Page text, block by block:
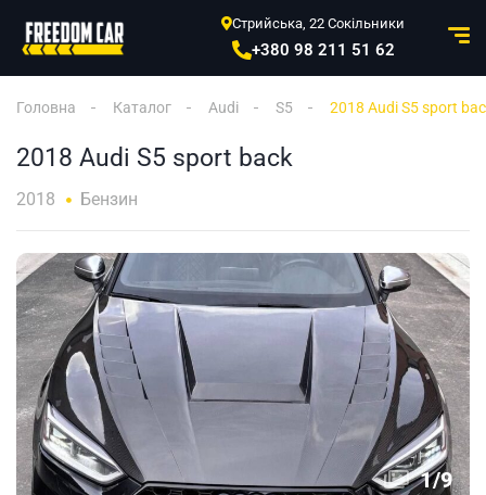
Стрийська, 22 Сокільники
+380 98 211 51 62
Головна Каталог Audi S5 2018 Audi S5 sport
2018 Audi S5 sport back
2018 Бензин
1/9